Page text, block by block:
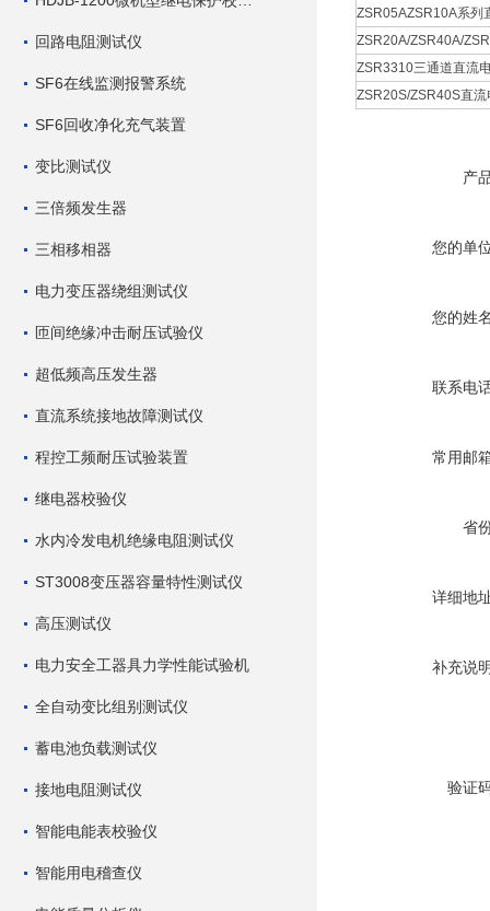
回路电阻测试仪
SF6在线监测报警系统
SF6回收净化充气装置
变比测试仪
三倍频发生器
三相移相器
电力变压器绕组测试仪
匝间绝缘冲击耐压试验仪
超低频高压发生器
直流系统接地故障测试仪
程控工频耐压试验装置
继电器校验仪
水内冷发电机绝缘电阻测试仪
ST3008变压器容量特性测试仪
高压测试仪
电力安全工器具力学性能试验机
全自动变比组别测试仪
蓄电池负载测试仪
接地电阻测试仪
智能电能表校验仪
智能用电稽查仪
ZSR05AZSR10A系列
ZSR20A/ZSR40A/
ZSR3310三通道直流
ZSR20S/ZSR40S直
产
您的单
您的姓
联系电
常用邮
省
详细地
补充说
验证